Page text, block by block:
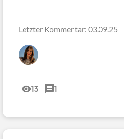
Letzter Kommentar: 03.09.25
13 1